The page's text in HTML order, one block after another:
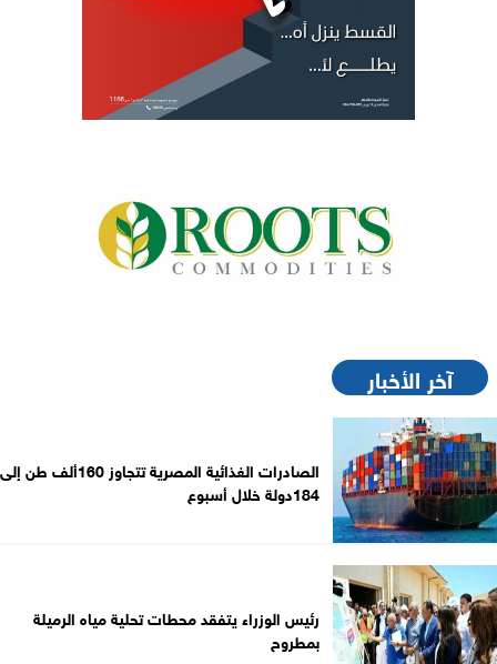
آخر الأخبار
الصادرات الغذائية المصرية تتجاوز 160ألف طن إلى
184دولة خلال أسبوع
رئيس الوزراء يتفقد محطات تحلية مياه الرميلة
بمطروح